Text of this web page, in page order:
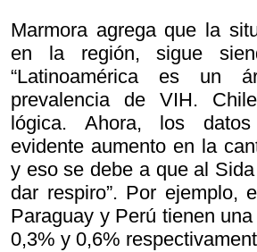
Marmora agrega que la
en la región, sigue
“Latinoamérica es un
prevalencia de VIH.
lógica. Ahora, los
evidente aumento en la
y eso se debe a que al
dar respiro”. Por ejemplo,
Paraguay y Perú tienen
0,3% y 0,6%